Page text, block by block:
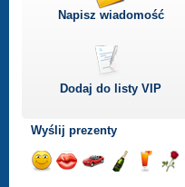
Napisz wiadomość
Dodaj do listyVIP
Wyślij prezenty